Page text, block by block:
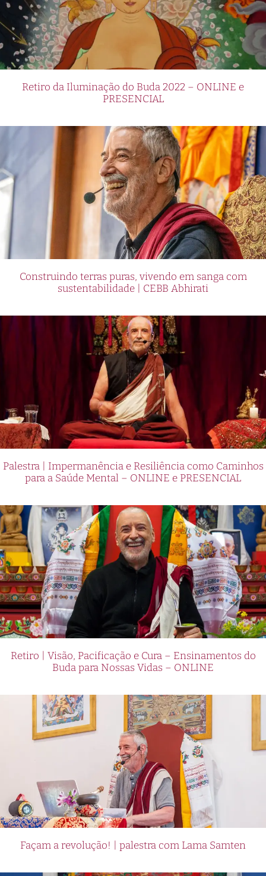
Retiro da Iluminação do Buda 2022 – ONLINE e
PRESENCIAL
Construindo terras puras, vivendo em sanga com
sustentabilidade | CEBB Abhirati
Palestra | Impermanência e Resiliência como Caminhos
para a Saúde Mental – ONLINE e PRESENCIAL
Retiro | Visão, Pacificação e Cura – Ensinamentos do
Buda para Nossas Vidas – ONLINE
Façam a revolução! | palestra com Lama Samten